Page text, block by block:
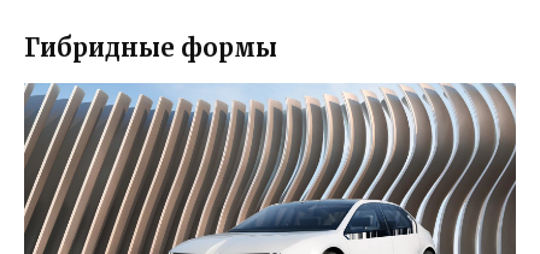
Гибридные формы